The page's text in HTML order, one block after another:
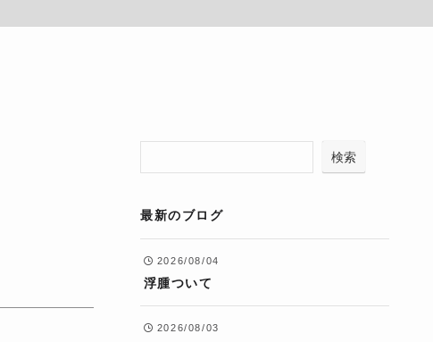
検索
最新のブログ
2026/08/04
浮腫ついて
2026/08/03